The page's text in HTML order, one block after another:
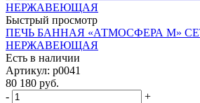
Быстрый просмотр
ПЕЧЬ БАННАЯ «АТМОСФЕРА М»
НЕРЖАВЕЮЩАЯ
Есть в наличии
Артикул: p0041
80 180 руб.
-
+